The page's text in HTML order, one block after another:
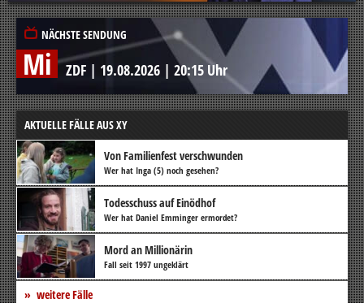
NÄCHSTE SENDUNG
Mi ZDF | 19.08.2026 | 20:15 Uhr
AKTUELLE FÄLLE AUS XY
Von Familienfest verschwunden
Wer hat Inga (5) noch gesehen?
Todesschuss auf Einödhof
Wer hat Daniel Emminger ermordet?
Mord an Millionärin
Fall seit 1997 ungeklärt
weitere Fälle